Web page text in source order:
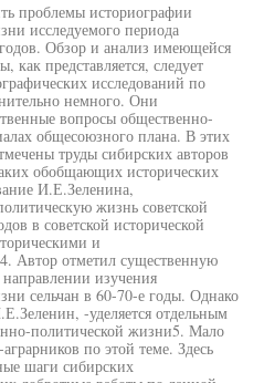
проблемы историографии
исследуемого периода
Обзор и анализ имеющейся
как представляется, следует
исследований по
немного. Они
вопросы общественно-
общесоюзного плана. В этих
труды сибирских авторов
обобщающих исторических
И.Е.Зеленина,
жизнь советской
в советской исторической
и
Автор отметил существенную
изучения
сельчан в 60-70-е годы. Однако
-уделяется отдельным
политической жизни5. Мало
по этой теме. Здесь
шаги сибирских